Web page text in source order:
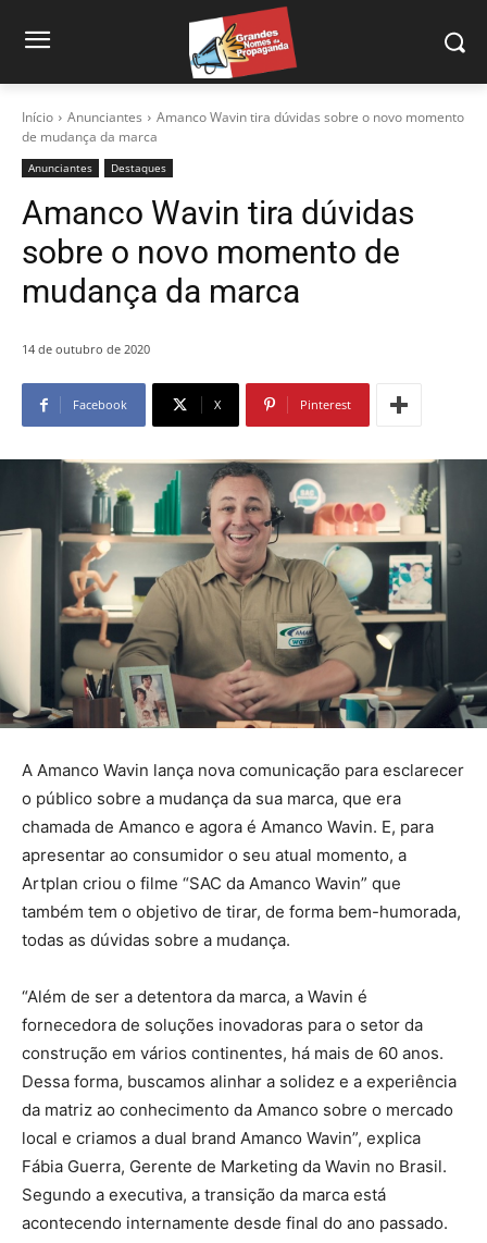
Início Anunciantes
Amanco Wavin tira dúvidas sobre o novo momento
de mudança da marca
Anunciantes Destaques
Amanco Wavin tira dúvidas
sobre o novo momento de
mudança da marca
14 de outubro de 2020
Facebook X Pinterest
A Amanco Wavin lança nova comunicação para esclarecer
o público sobre a mudança da sua marca, que era
chamada de Amanco e agora é Amanco Wavin. E, para
apresentar ao consumidor o seu atual momento, a
Artplan criou o filme “SAC da Amanco Wavin” que
também tem o objetivo de tirar, de forma bem-humorada,
todas as dúvidas sobre a mudança.
“Além de ser a detentora da marca, a Wavin é
fornecedora de soluções inovadoras para o setor da
construção em vários continentes, há mais de 60 anos.
Dessa forma, buscamos alinhar a solidez e a experiência
da matriz ao conhecimento da Amanco sobre o mercado
local e criamos a dual brand Amanco Wavin”, explica
Fábia Guerra, Gerente de Marketing da Wavin no Brasil.
Segundo a executiva, a transição da marca está
acontecendo internamente desde final do ano passado.